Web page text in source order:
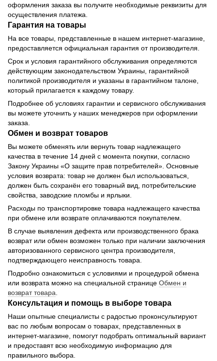
оформления заказа вы получите необходимые реквизиты для
осуществления платежа.
Гарантия на товары
На все товары, представленные в нашем интернет-магазине,
предоставляется официальная гарантия от производителя.
Срок и условия гарантийного обслуживания определяются
действующим законодательством Украины, гарантийной
политикой производителя и указаны в гарантийном талоне,
который прилагается к каждому товару.
Подробнее об условиях гарантии и сервисного обслуживания
вы можете уточнить у наших менеджеров при оформлении
заказа.
Обмен и возврат товаров
Вы можете обменять или вернуть товар надлежащего
качества в течение 14 дней с момента покупки, согласно
Закону Украины «О защите прав потребителей». Основные
условия возврата: товар не должен был использоваться,
должен быть сохранён его товарный вид, потребительские
свойства, заводские пломбы и ярлыки.
Расходы по транспортировке товара надлежащего качества
при обмене или возврате оплачиваются покупателем.
В случае выявления дефекта или производственного брака
возврат или обмен возможен только при наличии заключения
авторизованного сервисного центра производителя,
подтверждающего неисправность товара.
Подробно ознакомиться с условиями и процедурой обмена
или возврата можно на специальной странице Обмен и
возврат товара.
Консультация и помощь в выборе товара
Наши опытные специалисты с радостью проконсультируют
вас по любым вопросам о товарах, представленных в
интернет-магазине, помогут подобрать оптимальный вариант
и предоставят всю необходимую информацию для
правильного выбора.